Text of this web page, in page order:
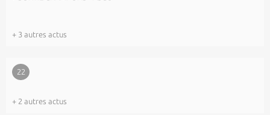
+ 3 autres actus
22
+ 2 autres actus